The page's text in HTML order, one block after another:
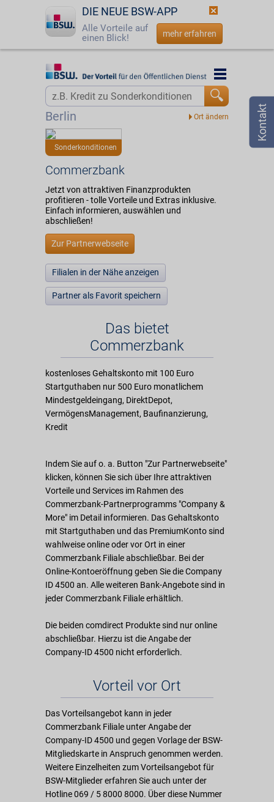
DIE NEUE BSW-APP
Alle Vorteile auf
einen Blick!
mehr erfahren
Startseite
Login
Berlin
Startseite
Sonderkonditionen
Commerzbank
Jetzt von attraktiven Finanzprodukten
profitieren - tolle Vorteile und Extras inklusive.
Einfach informieren, auswählen und
abschließen!
Zur Partnerwebseite
Filialen in der Nähe anzeigen
Partner als Favorit speichern
Das bietet
Commerzbank
kostenloses Gehaltskonto mit 100 Euro
Startguthaben nur 500 Euro monatlichem
Mindestgeldeingang, DirektDepot,
VermögensManagement, Baufinanzierung,
Kredit
Indem Sie auf o. a. Button "Zur Partnerwebseite"
klicken, können Sie sich über Ihre attraktiven
Vorteile und Services im Rahmen des
Commerzbank-Partnerprogramms "Company &
More" im Detail informieren. Das Gehaltskonto
mit Startguthaben und das PremiumKonto sind
wahlweise online oder vor Ort in einer
Commerzbank Filiale abschließbar. Bei der
Online-Kontoeröffnung geben Sie die Company
ID 4500 an. Alle weiteren Bank-Angebote sind in
jeder Commerzbank Filiale erhältlich.
Die beiden comdirect Produkte sind nur online
abschließbar. Hierzu ist die Angabe der
Company-ID 4500 nicht erforderlich.
Vorteil vor Ort
Das Vorteilsangebot kann in jeder
Commerzbank Filiale unter Angabe der
Company-ID 4500 und gegen Vorlage der BSW-
Mitgliedskarte in Anspruch genommen werden.
Weitere Einzelheiten zum Vorteilsangebot für
BSW-Mitglieder erfahren Sie auch unter der
Hotline 069 / 5 8000 8000. Über diese Nummer